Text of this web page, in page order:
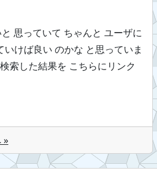
思っていて ちゃんと ユーザに
けば良い のかな と思っていま
索した結果を こちらにリンク
»